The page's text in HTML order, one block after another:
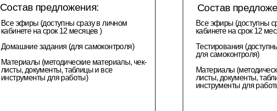
Состав предложения:
Все эфиры (доступны сразу в личном
кабинете на срок 12 месяцев )
Домашние задания (для самоконтроля)
Материалы (методические материалы, чек-
листы, документы, таблицы и все
инструменты для работы)
Все эфиры (доступны
кабинете на срок 12
Тестирования
для самоконтроля)
Материалы
листы, документы,
инструменты для
Состав